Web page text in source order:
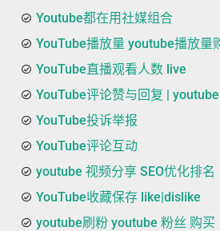
Youtube都在用社媒组合
YouTube播放量 youtube播放量
YouTube直播观看人数 live
YouTube评论赞与回复 |
YouTube投诉举报
YouTube评论互动
youtube 视频分享 SEO优化排名
YouTube收藏保存 like|dislike
youtube刷粉 youtube 粉丝 购买